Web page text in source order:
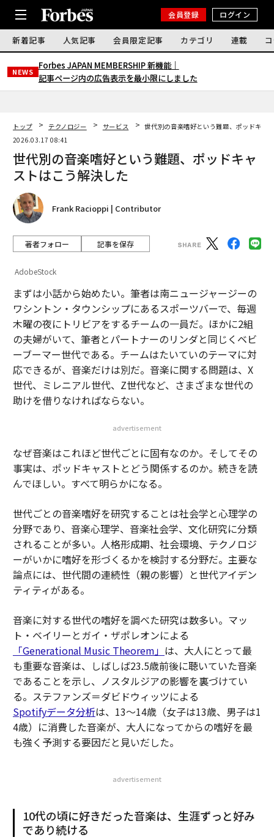
会員登録 ログイン
新着記事 人気記事 会員限定記事 カテゴリ 連載
NEWS
Forbes JAPAN MEMBERSHIP 新機能｜
記事ページ内の広告表示を最小限にしました
トップ テクノロジー サービス
世代別の音楽嗜好という難題、ポッドキャ
2026.03.17 08:41
世代別の音楽嗜好という難題、ポッドキャ
ストはこう解決した
Frank Racioppi | Contributor
著者フォロー 記事を保存
AdobeStock
まずは小話から始めたい。筆者は南ニュージャージーの
ワシントン・タウンシップにあるスポーツバーで、毎週
木曜の夜にトリビアをするチームの一員だ。ほかに2組
の夫婦がいて、筆者とパートナーのリンダと同じくベビ
ーブーマー世代である。チームはたいていのテーマに対
応できるが、音楽だけは別だ。音楽に関する問題は、X
世代、ミレニアル世代、Z世代など、さまざまな世代の
助けを借りなければならない。
advertisement
なぜ音楽はこれほど世代ごとに固有なのか。そしてその
事実は、ポッドキャストとどう関係するのか。続きを読
んでほしい。すべて明らかになる。
世代ごとの音楽嗜好を研究することは社会学と心理学の
分野であり、音楽心理学、音楽社会学、文化研究に分類
されることが多い。人格形成期、社会環境、テクノロジ
ーがいかに嗜好を形づくるかを検討する分野だ。主要な
論点には、世代間の連続性（親の影響）と世代アイデン
ティティがある。
音楽に対する世代の嗜好を調べた研究は数多い。マッ
ト・ベイリーとガイ・ザポレオンによる
「Generational Music Theorem」 は、大人にとって最
も重要な音楽は、しばしば23.5歳前後に聴いていた音楽
であることを示し、ノスタルジアの影響を裏づけてい
る。ステファンズ＝ダビドウィッツによる
Spotifyデータ分析は、13〜14歳（女子は13歳、男子は1
4歳）に消費した音楽が、大人になってからの嗜好を最
も強く予測する要因だと見いだした。
advertisement
10代の頃に好きだった音楽は、生涯ずっと好み
であり続ける